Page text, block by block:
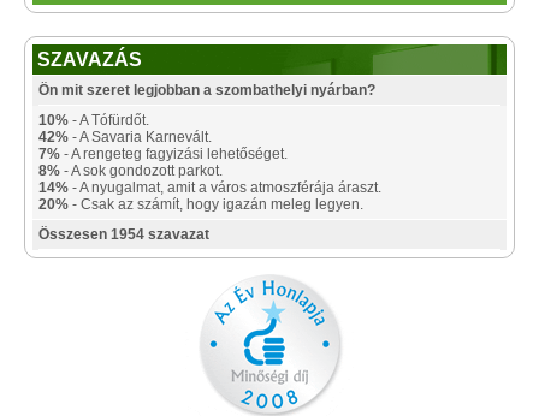
SZAVAZÁS
Ön mit szeret legjobban a szombathelyi nyárban?
10% - A Tófürdőt.
42% - A Savaria Karnevált.
7% - A rengeteg fagyizási lehetőséget.
8% - A sok gondozott parkot.
14% - A nyugalmat, amit a város atmoszférája áraszt.
20% - Csak az számít, hogy igazán meleg legyen.
Összesen 1954 szavazat